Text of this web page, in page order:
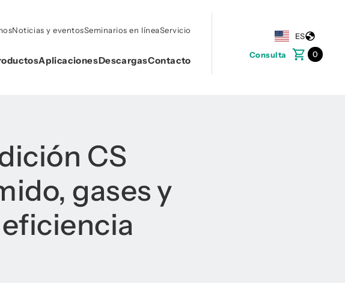
ES
Consulta
0
Noticias y eventosSeminarios en líneaServicio
AplicacionesDescargasContacto
CS
gases y